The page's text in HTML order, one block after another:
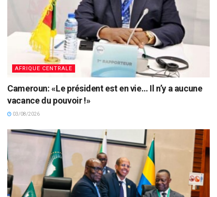
AFRIQUE CENTRALE
Cameroun: «Le président est en vie… Il n’y a aucune
vacance du pouvoir !»
03/08/2026